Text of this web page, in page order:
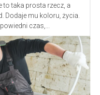
to taka prosta rzecz, a
Dodaje mu koloru, życia.
czas,...